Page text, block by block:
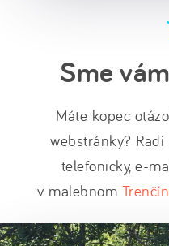
Sme
Máte kopec
webstránky?
telefonicky, e-
v malebnom